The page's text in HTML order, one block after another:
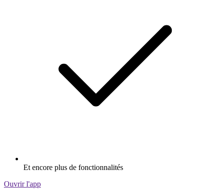
Et encore plus de fonctionnalités
Ouvrir l'app